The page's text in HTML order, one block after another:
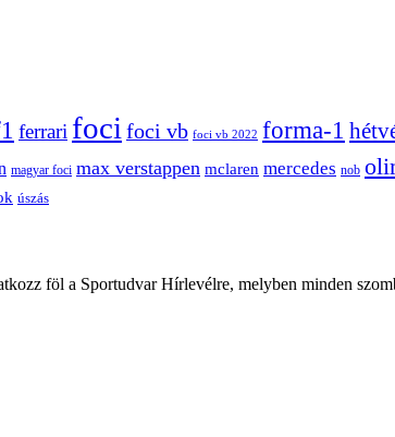
ferrari foci foci vb foci vb 2022 forma-1
magyar foci max verstappen mclaren mercedes nob
úszás
föl a Sportudvar Hírlevélre, melyben minden